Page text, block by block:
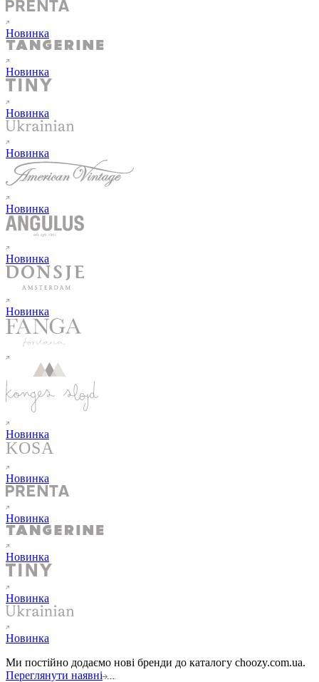
Новинка
Новинка
Новинка
Новинка
Новинка
Новинка
Новинка
Новинка
Новинка
Новинка
Новинка
Новинка
Новинка
Ми постійно додаємо нові бренди до каталогу choozy.com.ua.
Переглянути наявні